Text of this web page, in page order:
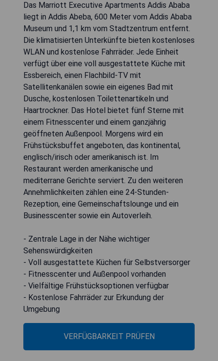
Das Marriott Executive Apartments Addis Ababa
liegt in Addis Abeba, 600 Meter vom Addis Ababa
Museum und 1,1 km vom Stadtzentrum entfernt.
Die klimatisierten Unterkünfte bieten kostenloses
WLAN und kostenlose Fahrräder. Jede Einheit
verfügt über eine voll ausgestattete Küche mit
Essbereich, einen Flachbild-TV mit
Satellitenkanälen sowie ein eigenes Bad mit
Dusche, kostenlosen Toilettenartikeln und
Haartrockner. Das Hotel bietet fünf Sterne mit
einem Fitnesscenter und einem ganzjährig
geöffneten Außenpool. Morgens wird ein
Frühstücksbuffet angeboten, das kontinental,
englisch/irisch oder amerikanisch ist. Im
Restaurant werden amerikanische und
mediterrane Gerichte serviert. Zu den weiteren
Annehmlichkeiten zählen eine 24-Stunden-
Rezeption, eine Gemeinschaftslounge und ein
Businesscenter sowie ein Autoverleih.
- Zentrale Lage in der Nähe wichtiger
Sehenswürdigkeiten
- Voll ausgestattete Küchen für Selbstversorger
- Fitnesscenter und Außenpool vorhanden
- Vielfältige Frühstücksoptionen verfügbar
- Kostenlose Fahrräder zur Erkundung der
Umgebung
VERFÜGBARKEIT PRÜFEN